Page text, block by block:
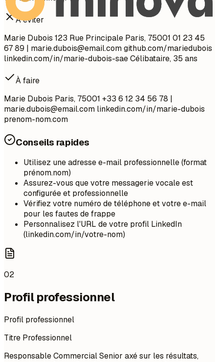
À éviter
Marie Dubois 123 Rue Principale Paris, 75001 01 23 45
67 89 | marie.dubois@email.comgithub.com/mariedubois
linkedin.com/in/marie-dubois-sae Célibataire, 35 ans
À faire
Marie Dubois Paris, 75001 +33 6 12 34 56 78 |
marie.dubois@email.com linkedin.com/in/marie-dubois
prenom-nom.com
Conseils rapides
Utilisez une adresse e-mail professionnelle (format
prénom.nom)
Assurez-vous que votre messagerie vocale est
configurée et professionnelle
Vérifiez votre numéro de téléphone et votre e-mail
pour les fautes de frappe
Personnalisez l'URL de votre profil LinkedIn
(linkedin.com/in/votre-nom)
02
Profil professionnel
Profil professionnel
Titre Professionnel
Responsable Commercial Senior axé sur les résultats,